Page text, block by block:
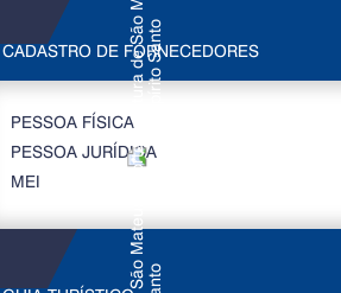
CADASTRO DE FORNECEDORES
PESSOA FÍSICA
PESSOA JURÍDICA
MEI